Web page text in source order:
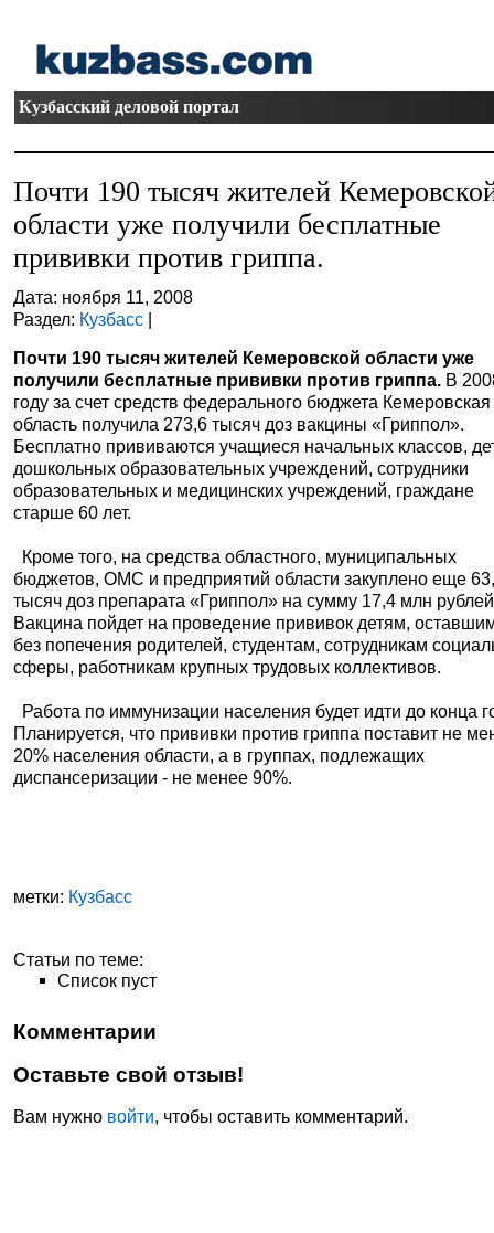
Кузбасский деловой портал
Почти 190 тысяч жителей
области уже получили бесплатные
прививки против гриппа.
Дата: ноября 11, 2008
Раздел: Кузбасс |
Почти 190 тысяч жителей Кемеровской области уже
получили бесплатные прививки против гриппа. В
году за счет средств федерального бюджета Кемеровская
область получила 273,6 тысяч доз вакцины «Гриппол».
Бесплатно прививаются учащиеся начальных классов,
дошкольных образовательных учреждений, сотрудники
образовательных и медицинских учреждений, граждане
старше 60 лет.
Кроме того, на средства областного, муниципальных
бюджетов, ОМС и предприятий области закуплено еще
тысяч доз препарата «Гриппол» на сумму 17,4 млн
Вакцина пойдет на проведение прививок детям,
без попечения родителей, студентам, сотрудникам
сферы, работникам крупных трудовых коллективов.
Работа по иммунизации населения будет идти до конца
Планируется, что прививки против гриппа поставит не
20% населения области, а в группах, подлежащих
диспансеризации - не менее 90%.
метки: Кузбасс
Статьи по теме:
Список пуст
Комментарии
Оставьте свой отзыв!
Вам нужно войти, чтобы оставить комментарий.